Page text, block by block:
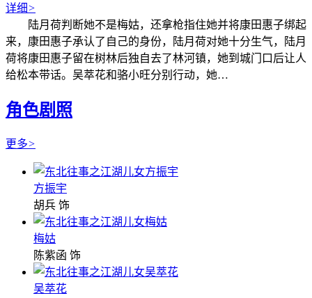
详细>
陆月荷判断她不是梅姑，还拿枪指住她并将康田惠子绑起
来，康田惠子承认了自己的身份，陆月荷对她十分生气，陆月
荷将康田惠子留在树林后独自去了林河镇，她到城门口后让人
给松本带话。吴萃花和骆小旺分别行动，她…
角色剧照
更多>
方振宇
胡兵 饰
梅姑
陈紫函 饰
吴萃花